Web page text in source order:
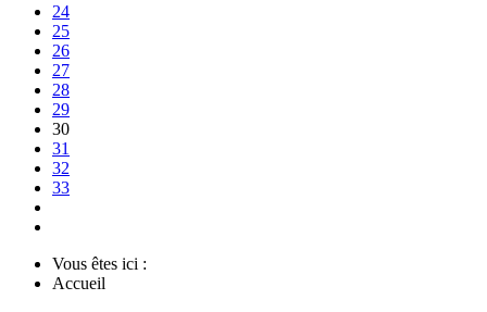
24
25
26
27
28
29
30
31
32
33
Vous êtes ici :
Accueil